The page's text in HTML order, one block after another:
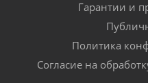
Гарантии и
Политика
Согласие на